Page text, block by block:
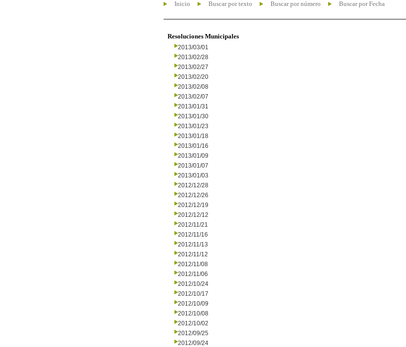
Inicio Buscar por texto Buscar por número Buscar por Fecha
Resoluciones Municipales
2013/03/01
2013/02/28
2013/02/27
2013/02/20
2013/02/08
2013/02/07
2013/01/31
2013/01/30
2013/01/23
2013/01/18
2013/01/16
2013/01/09
2013/01/07
2013/01/03
2012/12/28
2012/12/26
2012/12/19
2012/12/12
2012/11/21
2012/11/16
2012/11/13
2012/11/12
2012/11/08
2012/11/06
2012/10/24
2012/10/17
2012/10/09
2012/10/08
2012/10/02
2012/09/25
2012/09/24